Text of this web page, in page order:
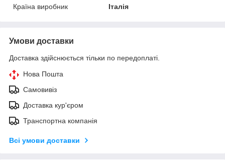
Країна виробник
Італія
Умови доставки
Доставка здійснюється тільки по передоплаті.
Нова Пошта
Самовивіз
Доставка кур'єром
Транспортна компанія
Всі умови доставки